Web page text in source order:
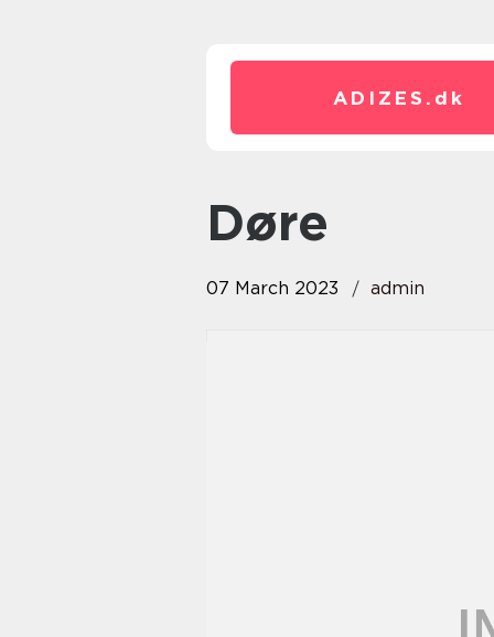
ADIZES. dk
døre
07 March 2023 admin